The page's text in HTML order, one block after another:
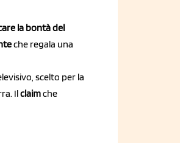
la bontà del
che regala una
scelto per la
Ilclaimche